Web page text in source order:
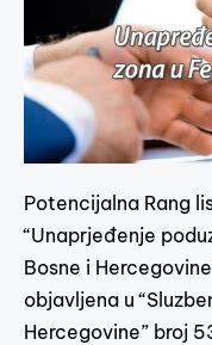
Potencijalna Rang
“Unaprjeđenje
Bosne i
objavljena u
Hercegovine” broj